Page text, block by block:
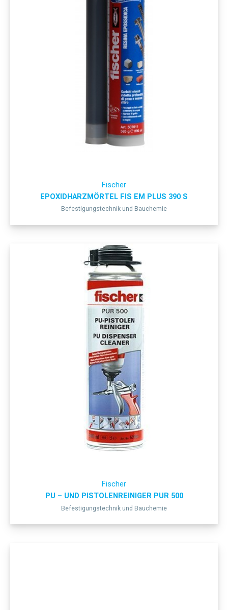
Fischer
EPOXIDHARZMÖRTEL FIS EM PLUS 390 S
Befestigungstechnik und Bauchemie
Fischer
PU – UND PISTOLENREINIGER PUR 500
Befestigungstechnik und Bauchemie